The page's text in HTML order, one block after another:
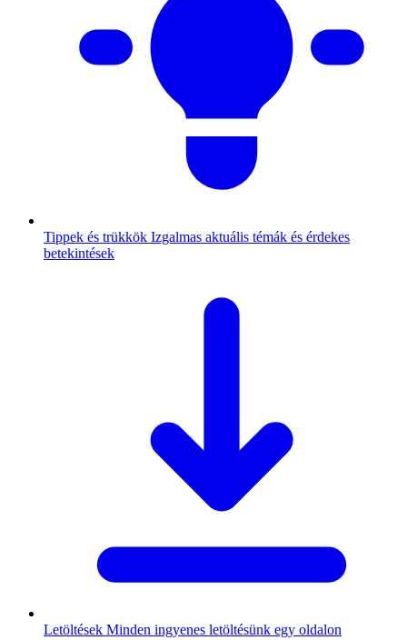
Tippek és trükkök Izgalmas aktuális témák és érdekes
betekintések
Letöltések Minden ingyenes letöltésünk egy oldalon